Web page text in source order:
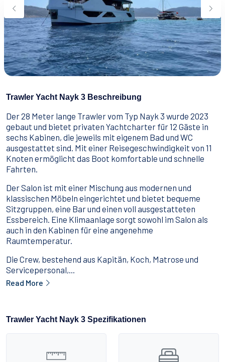
Essen & Trinken
Wie man bucht
Geschäftsbedingungen
Kontakt
Trawler Yacht Nayk 3 Beschreibung
Der 28 Meter lange Trawler vom Typ Nayk 3 wurde 2023
gebaut und bietet privaten Yachtcharter für 12 Gäste in
sechs Kabinen, die jeweils mit eigenem Bad und WC
ausgestattet sind. Mit einer Reisegeschwindigkeit von 11
Knoten ermöglicht das Boot komfortable und schnelle
Fahrten.
Der Salon ist mit einer Mischung aus modernen und
klassischen Möbeln eingerichtet und bietet bequeme
Sitzgruppen, eine Bar und einen voll ausgestatteten
Essbereich. Eine Klimaanlage sorgt sowohl im Salon als
auch in den Kabinen für eine angenehme
Raumtemperatur.
Die Crew, bestehend aus Kapitän, Koch, Matrose und
Servicepersonal,...
Read More
Trawler Yacht Nayk 3 Spezifikationen